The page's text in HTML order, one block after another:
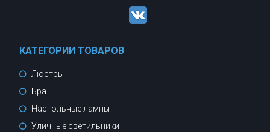
КАТЕГОРИИ ТОВАРОВ
Люстры
Бра
Настольные лампы
Уличные светильники